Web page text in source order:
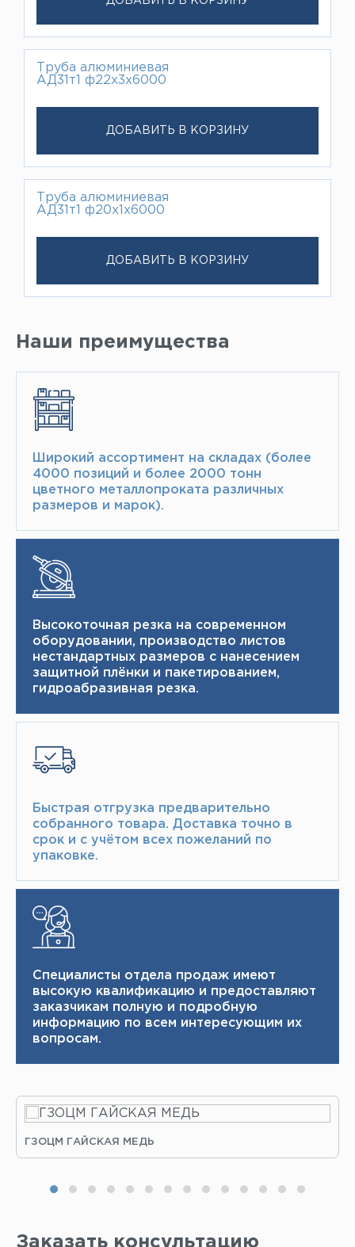
Труба алюминиевая
АД31т1 ф22х3х6000
ДОБАВИТЬ В КОРЗИНУ
Труба алюминиевая
АД31т1 ф20х1х6000
ДОБАВИТЬ В КОРЗИНУ
Наши преимущества
Широкий ассортимент на складах (более
4000 позиций и более 2000 тонн​
цветного металлопроката различных
размеров и марок).
Высокоточная резка на современном
оборудовании, производство листов
нестандартных размеров с нанесением
защитной плёнки и пакетированием,
гидроабразивная резка.
Быстрая отгрузка предварительно
собранного товара.​ Доставка точно в
срок и с учётом всех пожеланий по
упаковке.​
Специалисты отдела продаж имеют
высокую квалификацию и ​ предоставляют
заказчикам полную и подробную
информацию по всем интересующим их
вопросам.
ГЗОЦМ ГАЙСКАЯ МЕДЬ
Заказать консультацию